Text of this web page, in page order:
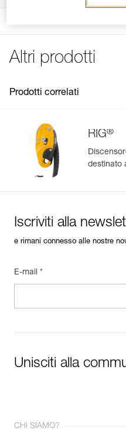
Gestisci e controlla
Importa ed esporta
Visualizza lo storico di un
Per saperne di più
Altri prodotti
Prodotti correlati
RIG®
destinato
Iscriviti alla
e rimani connesso alle nostre
E-mail *
Unisciti alla
CHI SIAMO?